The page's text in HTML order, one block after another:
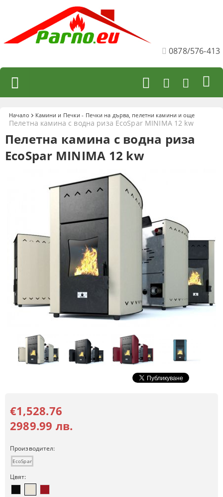
0878/576-413
Начало Камини и Печки - Печки на дърва, пелетни камини и още
Пелетна камина с водна риза EcoSpar MINIMA 12 kw
Пелетна камина с водна риза
EcoSpar MINIMA 12 kw
€1,528.76
2989.99 лв.
Производител:
EcoSpar
Цвят: